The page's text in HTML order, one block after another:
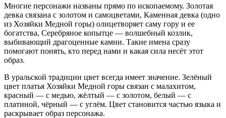
Многие персонажи названы прямо по ископаемому. Золотая
девка связана с золотом и самоцветами, Каменная девка (одно
из Хозяйки Медной горы) олицетворяет саму гору и ее
богатства, Серебряное копытце — волшебный козлик,
выбивающий драгоценные камни. Такие имена сразу
помогают понять, кто перед нами и какая сила несёт этот
образ.
В уральской традиции цвет всегда имеет значение. Зелёный
цвет платья Хозяйки Медной горы связан с малахитом,
красный — с медью, жёлтый — с золотом, белый — с
платиной, чёрный — с углём. Цвет становится частью языка и
раскрывает образ персонажа.